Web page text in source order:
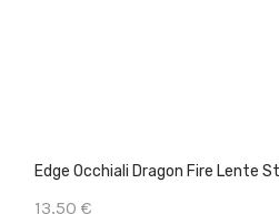
Edge Occhiali Dragon Fire Lente
13,50 €